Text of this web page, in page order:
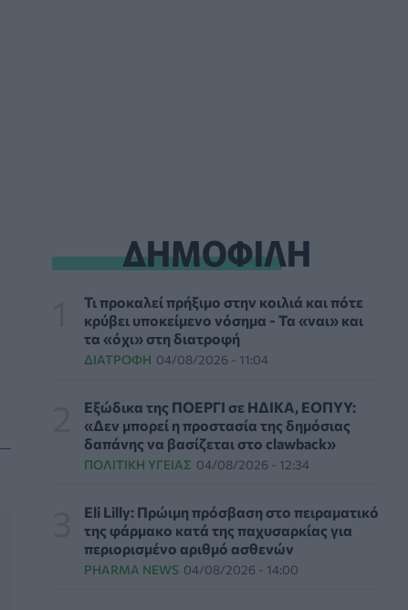
ζέστες - Πότε πρέπει να απευθυνθούμε στον
γιατρό μας
ΥΓΕΊΑ 06/08/2026 - 14:17
δέρμα αποτελεί πρόβλημα ψυχικής υγείας
ΨΥΧΙΚΉ ΥΓΕΊΑ 06/08/2026 - 14:00
Ευρεία σύσκεψη στον ΕΟΦ για την ομαλή
φαρμάκων
PHARMA POLICY 06/08/2026 - 13:54
Γιατί ξαναπαίρνουμε το χαμένο βάρος; Ο
ΔΗΜΟΦΙΛΗ
Τι προκαλεί πρήξιμο στην κοιλιά και πότε
κρύβει υποκείμενο νόσημα - Τα «ναι» και
τα «όχι» στη διατροφή
ΔΙΑΤΡΟΦΉ 04/08/2026 - 11:04
Εξώδικα της ΠΟΕΡΓΙ σε ΗΔΙΚΑ, ΕΟΠΥΥ:
«Δεν μπορεί η προστασία της δημόσιας
δαπάνης να βασίζεται στο clawback»
ΠΟΛΙΤΙΚΉ ΥΓΕΊΑΣ 04/08/2026 - 12:34
Eli Lilly: Πρώιμη πρόσβαση στο πειραματικό
της φάρμακο κατά της παχυσαρκίας για
περιορισμένο αριθμό ασθενών
PHARMA NEWS 04/08/2026 - 14:00